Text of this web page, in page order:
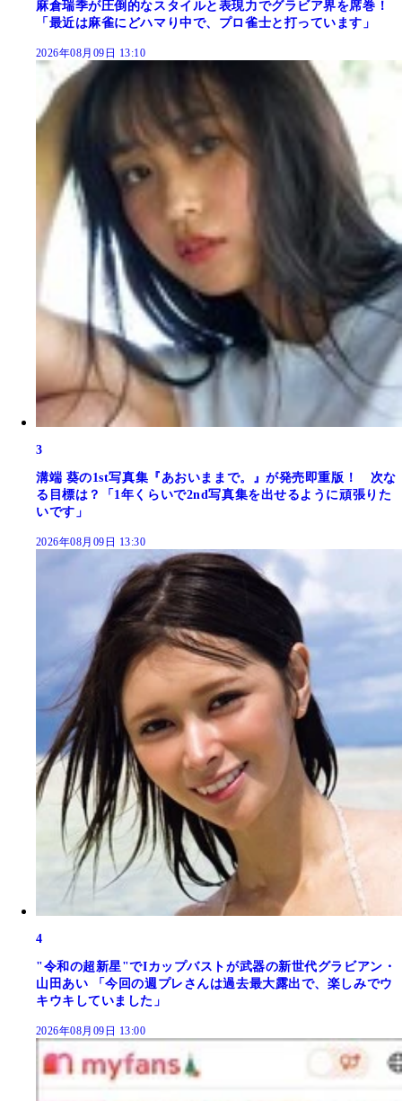
麻倉瑞季が圧倒的なスタイルと表現力でグラビア界を席巻！
「最近は麻雀にどハマり中で、プロ雀士と打っています」
2026年08月09日 13:10
3
溝端 葵の1st写真集『あおいままで。』が発売即重版！ 次な
る目標は？「1年くらいで2nd写真集を出せるように頑張りた
いです」
2026年08月09日 13:30
4
"令和の超新星"でIカップバストが武器の新世代グラビアン・
山田あい 「今回の週プレさんは過去最大露出で、楽しみでウ
キウキしていました」
2026年08月09日 13:00